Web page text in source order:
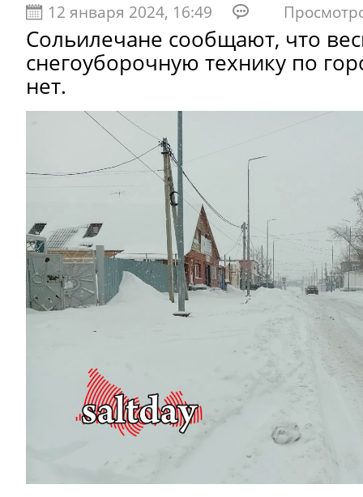
12 января 2024, 16:49
Сольилечане сообщают, что
снегоуборочную технику по
нет.